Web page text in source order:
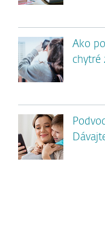
Ako
chytré